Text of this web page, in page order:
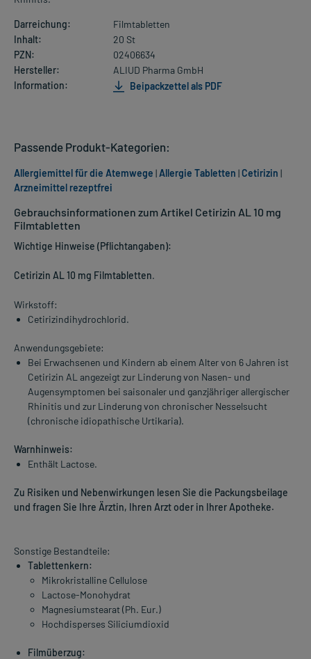
Darreichung:
Filmtabletten
Inhalt:
20 St
PZN:
02406634
Hersteller:
ALIUD Pharma GmbH
Information:
Beipackzettel als PDF
Gebrauchsinformationen zum Artikel Cetirizin AL 10 mg
Filmtabletten
Wichtige Hinweise (Pflichtangaben):
Cetirizin AL 10 mg Filmtabletten.
Wirkstoff:
Cetirizindihydrochlorid.
Anwendungsgebiete:
Bei Erwachsenen und Kindern ab einem Alter von 6 Jahren ist
Cetirizin AL angezeigt zur Linderung von Nasen- und
Augensymptomen bei saisonaler und ganzjähriger allergischer
Rhinitis und zur Linderung von chronischer Nesselsucht
(chronische idiopathische Urtikaria).
Warnhinweis:
Enthält Lactose.
Zu Risiken und Nebenwirkungen lesen Sie die Packungsbeilage
und fragen Sie Ihre Ärztin, Ihren Arzt oder in Ihrer Apotheke.
Sonstige Bestandteile:
Tablettenkern:
Mikrokristalline Cellulose
Lactose-Monohydrat
Magnesiumstearat (Ph. Eur.)
Hochdisperses Siliciumdioxid
Filmüberzug:
Passende Produkt-Kategorien:
Allergiemittel für die Atemwege |Allergie Tabletten |Cetirizin |
Arzneimittel rezeptfrei